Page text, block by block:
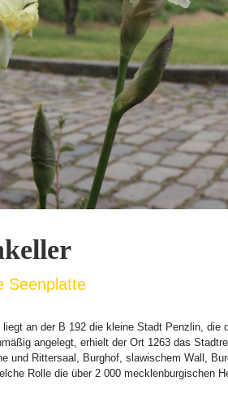
Seenplatte
an der B 192 die kleine Stadt Penzlin, die
angelegt, erhielt der Ort 1263 das
und Rittersaal, Burghof, slawischem Wall,
Rolle die über 2 000 mecklenburgischen